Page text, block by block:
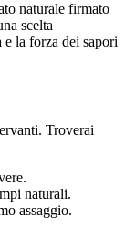
naturale firmato
scelta
e la forza dei sapori
Troverai
naturali.
assaggio.